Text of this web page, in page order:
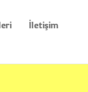
İletişim